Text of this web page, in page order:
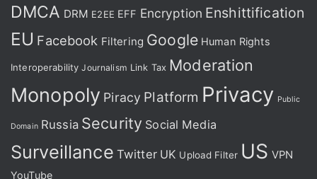
DMCA DRM E2EE EFF Encryption Enshittification
EU Facebook Filtering Google Human Rights
Interoperability Journalism Link Tax Moderation
Monopoly Piracy Platform Privacy Public
Domain Russia Security Social Media
Surveillance Twitter UK Upload Filter US VPN
YouTube